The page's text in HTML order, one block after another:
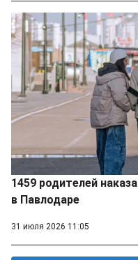
1459 родителей
в Павлодаре
31 июля 2026 11:05